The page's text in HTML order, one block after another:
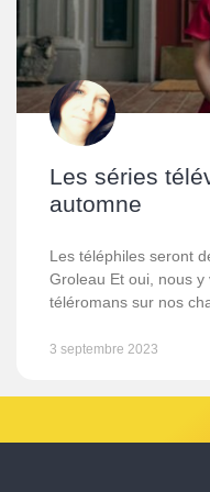
Les séries
automne
Les téléphiles seront
Groleau Et oui, nous y
téléromans sur nos
3 septembre 2023